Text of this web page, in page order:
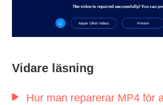
Vidare läsning
Hur man reparerar MP4 för